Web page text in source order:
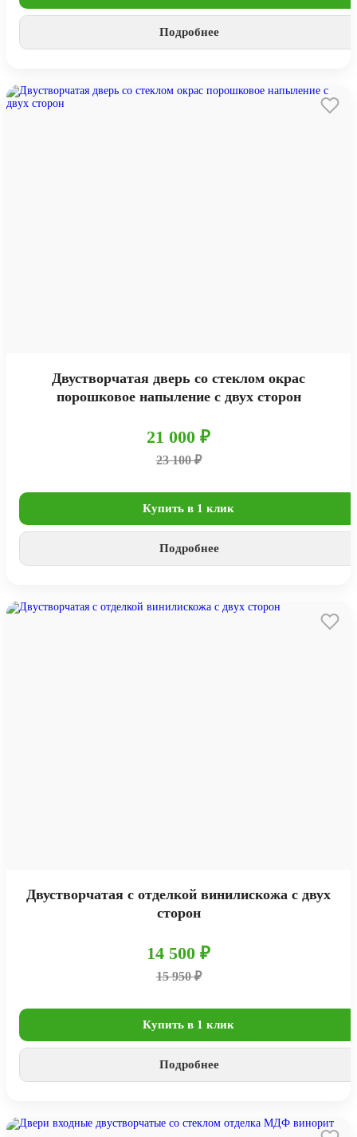
Подробнее
Двустворчатая дверь со стеклом окрас
порошковое напыление с двух сторон
21 000 ₽
23 100 ₽
Купить в 1 клик
Подробнее
Двустворчатая с отделкой винилискожа с двух
сторон
14 500 ₽
15 950 ₽
Купить в 1 клик
Подробнее